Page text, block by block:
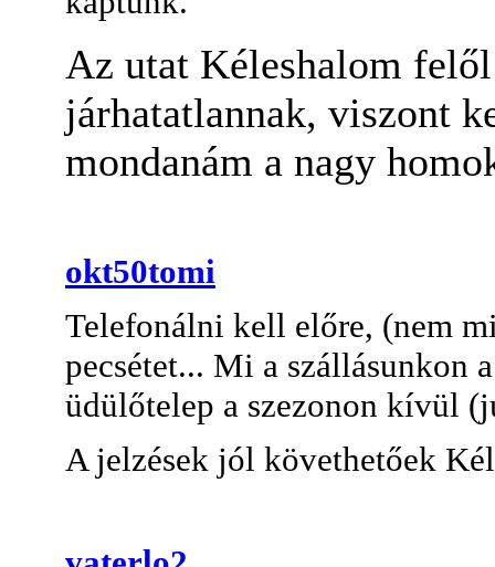
Az utat Kéleshalom
járhatatlannak, viszont
mondanám a nagy
okt50tomi
Telefonálni kell előre, (nem
pecsétet... Mi a szállásunkon
üdülőtelep a szezonon kívül
A jelzések jól követhetőek